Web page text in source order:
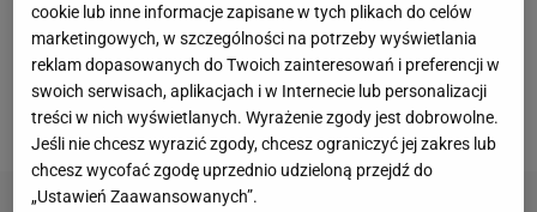
nim koleżeńską relację. Symbolem klimatu rozmowy
może być piwo, jednak dodajmy, że akurat gracz
Barcelony podczas rozmowy nie korzystał z tego
trunku.
cookie lub inne informacje zapisane w tych plikach do celów
marketingowych, w szczególności na potrzeby wyświetlania
reklam dopasowanych do Twoich zainteresowań i preferencji w
swoich serwisach, aplikacjach i w Internecie lub personalizacji
treści w nich wyświetlanych. Wyrażenie zgody jest dobrowolne.
Jeśli nie chcesz wyrazić zgody, chcesz ograniczyć jej zakres lub
chcesz wycofać zgodę uprzednio udzieloną przejdź do
„Ustawień Zaawansowanych”.